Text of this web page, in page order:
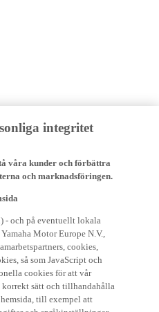
integritet
våra kunder och förbättra
och marknadsföringen.
Motor Europe N.V.,
cookies,
så som JavaScript och
cookies för att vår
sätt och tillhandahålla
till exempel att
och språkinställningar.